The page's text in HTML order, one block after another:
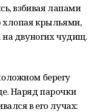
взбивая лапами
хлопая крыльями,
двуногих чудищ.
берегу
Наряд парочки
в его лучах: